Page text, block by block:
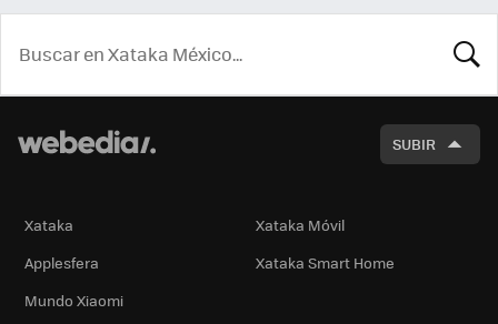
SUBIR
Xataka
Xataka Móvil
Applesfera
Xataka Smart Home
Mundo Xiaomi